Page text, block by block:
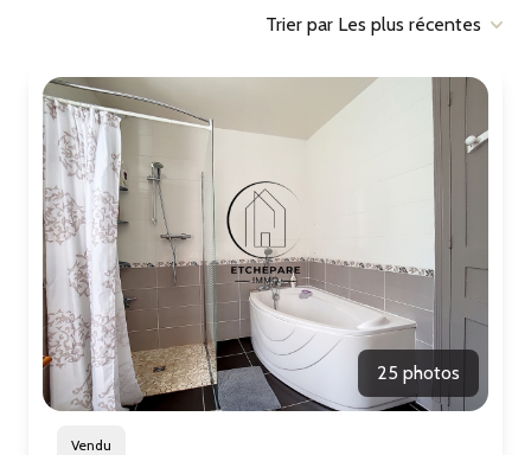
E-MAIL
CONTACT
Trier par Les plus récentes
25 photos
Vendu